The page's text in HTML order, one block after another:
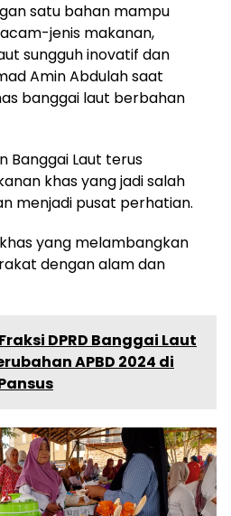
satu bahan mampu
jenis makanan,
sungguh inovatif dan
Amin Abdulah saat
banggai laut berbahan
Banggai Laut terus
khas yang jadi salah
menjadi pusat perhatian.
yang melambangkan
dengan alam dan
DPRD Banggai Laut
APBD 2024 di